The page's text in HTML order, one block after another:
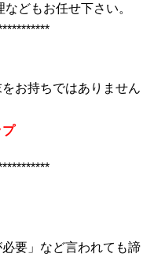
どもお任せ下さい。
お持ちではありません
プ
要」など言われても諦